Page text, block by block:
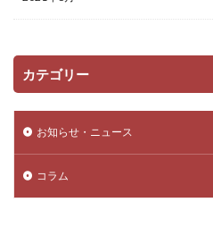
カテゴリー
お知らせ・ニュース
コラム